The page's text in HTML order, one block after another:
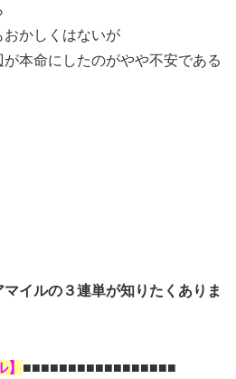
かしくはないが
本命にしたのがやや不安である
イルの３連単が知りたくありま
■■■■■■■■■■■■■■■■■